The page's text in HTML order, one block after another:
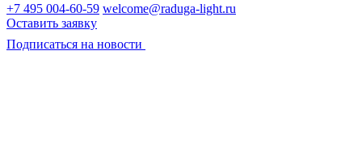
+7 495 004-60-59 welcome@raduga-light.ru
Оставить заявку
Подписаться на новости